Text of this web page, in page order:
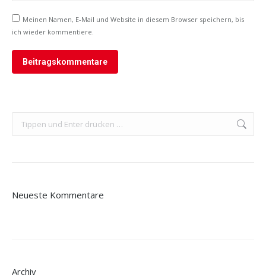
Meinen Namen, E-Mail und Website in diesem Browser speichern, bis
ich wieder kommentiere.
Beitragskommentare
Neueste Kommentare
Archiv